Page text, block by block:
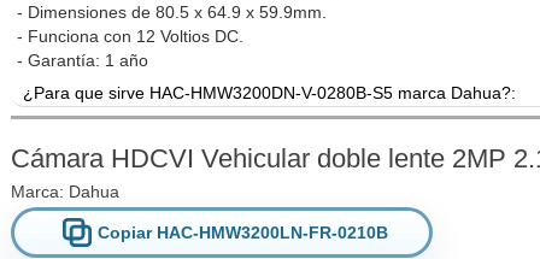
- Dimensiones de 80.5 x 64.9 x 59.9mm.
- Funciona con 12 Voltios DC.
- Garantía: 1 año
¿Para que sirve HAC-HMW3200DN-V-0280B-S5 marca Dahua?:
de un uso prolongado dentro y fuera de un vehículo. Soporta
de alta definición, construida sobre tecnología Full-HD facilita el
duro. Apropiada para su uso dentro y fuera de la carrocería
vehículo grande para supervisar procesos de carga y descarga.
con medición y ajuste automático de la exposición (smart IR) para
Cámara HDCVI Vehicular doble lente 2MP
Marca: Dahua
Copiar HAC-HMW3200LN-FR-0210B